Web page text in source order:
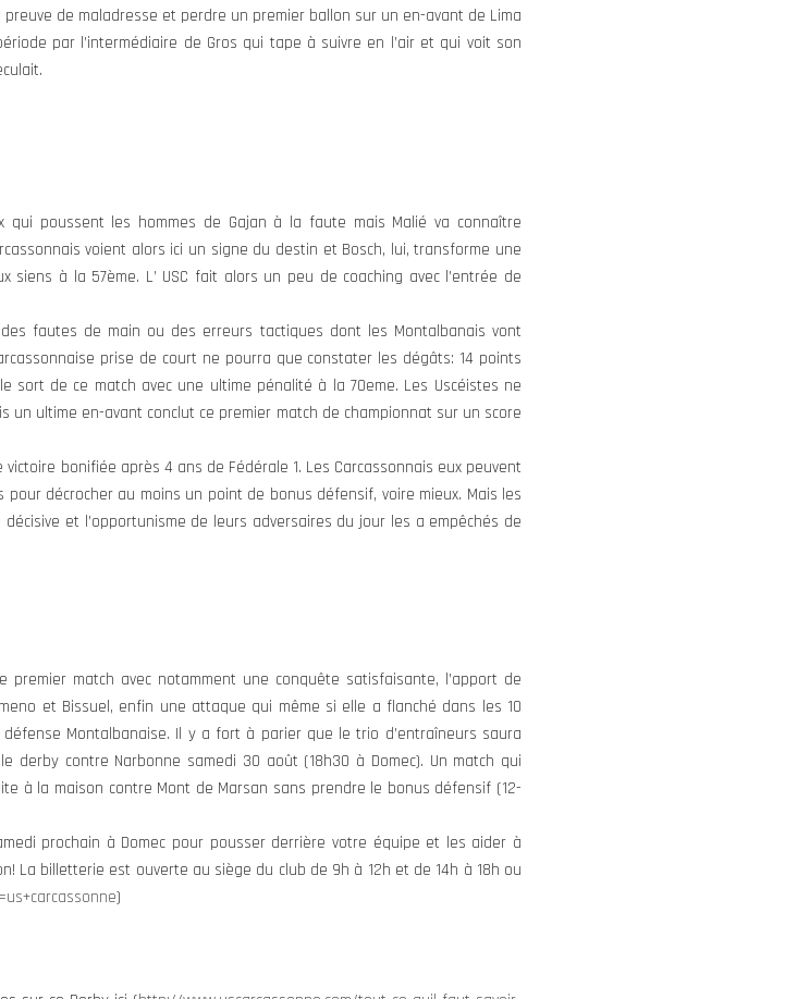
de maladresse et perdre un premier ballon sur un en-avant de Lima
par l’intermédiaire de Gros qui tape à suivre en l’air et qui voit son
poussent les hommes de Gajan à la faute mais Malié va connaître
voient alors ici un signe du destin et Bosch, lui, transforme une
à la 57ème. L’ USC fait alors un peu de coaching avec l’entrée de
fautes de main ou des erreurs tactiques dont les Montalbanais vont
prise de court ne pourra que constater les dégâts: 14 points
sort de ce match avec une ultime pénalité à la 70eme. Les Uscéistes ne
ultime en-avant conclut ce premier match de championnat sur un score
bonifiée après 4 ans de Fédérale 1. Les Carcassonnais eux peuvent
décrocher au moins un point de bonus défensif, voire mieux. Mais les
et l’opportunisme de leurs adversaires du jour les a empêchés de
match avec notamment une conquête satisfaisante, l’apport de
et Bissuel, enfin une attaque qui même si elle a flanché dans les 10
Montalbanaise. Il y a fort à parier que le trio d’entraîneurs saura
contre Narbonne samedi 30 août (18h30 à Domec). Un match qui
à la maison contre Mont de Marsan sans prendre le bonus défensif (12-
prochain à Domec pour pousser derrière votre équipe et les aider à
La billetterie est ouverte au siège du club de 9h à 12h et de 14h à 18h ou
)